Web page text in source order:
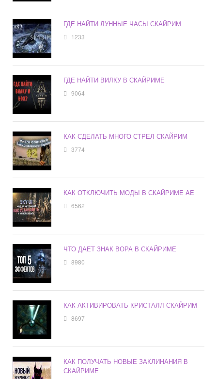
ГДЕ НАЙТИ ЛУННЫЕ ЧАСЫ СКАЙРИМ
1233
ГДЕ НАЙТИ ВИЛКУ В СКАЙРИМЕ
9064
КАК СДЕЛАТЬ МНОГО СТРЕЛ СКАЙРИМ
3774
КАК ОТКЛЮЧИТЬ МОДЫ В СКАЙРИМЕ AE
6562
ЧТО ДАЕТ ЗНАК ВОРА В СКАЙРИМЕ
8980
КАК АКТИВИРОВАТЬ КРИСТАЛЛ СКАЙРИМ
8697
КАК ПОЛУЧАТЬ НОВЫЕ ЗАКЛИНАНИЯ В
СКАЙРИМЕ